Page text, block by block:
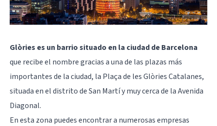
Glòries es un barrio situado en la ciudad de Barcelona
que recibe el nombre gracias a una de las plazas más
importantes de la ciudad, la Plaça de les Glòries Catalanes,
situada en eldistrito de San Martíy muy cerca de la Avenida
Diagonal.
En esta zona puedes encontrar a numerosas empresas